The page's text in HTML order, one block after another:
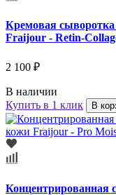
Кремовая сыворотка
Fraijour - Retin-
2 100 ₽
В наличии
Купить в 1 клик
В
Концентрированная